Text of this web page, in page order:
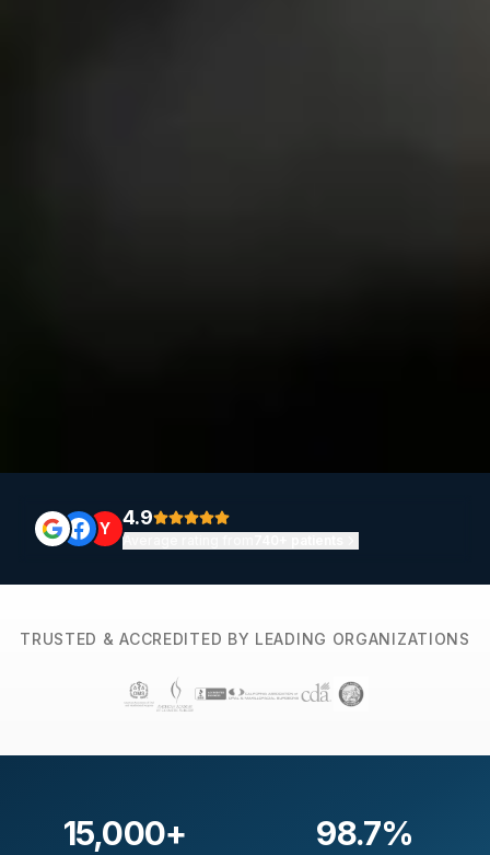
Y 4.9
Average rating from
TRUSTED & ACCREDITED BY LEADING ORGANIZATIONS
15,000+ 98.7%